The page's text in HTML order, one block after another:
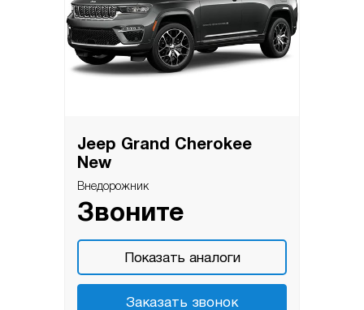
Jeep Grand Cherokee
New
Внедорожник
Звоните
Показать аналоги
Заказать звонок